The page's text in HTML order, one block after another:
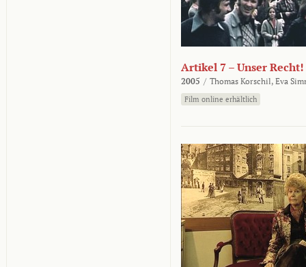
Artikel 7 – Unser Recht!
2005 / Thomas Korschil, Eva
Film online erhältlich